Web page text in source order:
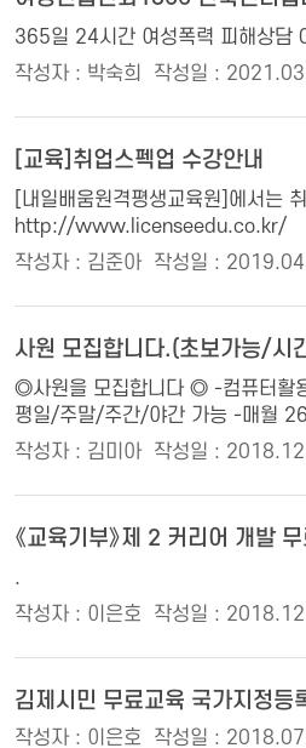
365일 24시간 여성폭력 피해상
작성자 : 박숙희
작성일 :
[교육]취업스펙업 수강안내
[내일배움원격평생교육원]에서는
http://www.licenseedu.co.kr/
작성자 : 김준아
작성일 :
사원 모집합니다.(초보가능/시
◎사원을 모집합니다 ◎ -컴퓨터활
평일/주말/주간/야간 가능 -매월
작성자 : 김미아
작성일 :
《교육기부》제 2 커리어 개발
.
작성자 : 이은호
작성일 :
김제시민 무료교육 국가지정등
작성자 : 이은호 작성일 :